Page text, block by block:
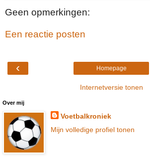
Geen opmerkingen:
Een reactie posten
‹ Homepage
Internetversie tonen
Over mij
Voetbalkroniek
Mijn volledige profiel tonen